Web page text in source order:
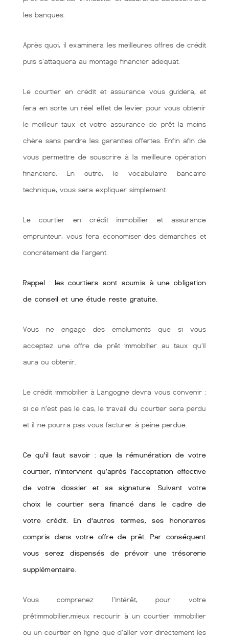
les banques.
Après quoi, il examinera les meilleures offres de crédit
puis s'attaquera au montage financier adéquat.
Le courtier en crédit et assurance vous guidera, et
fera en sorte un réel effet de levier pour vous obtenir
le meilleur taux et votre assurance de prêt la moins
chère sans perdre les garanties offertes. Enfin afin de
vous permettre de souscrire à la meilleure opération
financière. En outre, le vocabulaire bancaire
technique, vous sera expliquer simplement.
Le courtier en crédit immobilier et assurance
emprunteur, vous fera économiser des démarches et
concrétement de l’argent.
Rappel : les courtiers sont soumis à une obligation
de conseil et une étude reste gratuite.
Vous ne engagé des émoluments que si vous
acceptez une offre de prêt immobilier au taux qu'il
aura ou obtenir.
Le crédit immobilier à Langogne devra vous convenir :
si ce n’est pas le cas, le travail du courtier sera perdu
et il ne pourra pas vous facturer à peine perdue.
Ce qu'il faut savoir : que la rémunération de votre
courtier, n’intervient qu’après l’acceptation effective
de votre dossier et sa signature. Suivant votre
choix le courtier sera financé dans le cadre de
votre crédit. En d'autres termes, ses honoraires
compris dans votre offre de prêt. Par conséquent
vous serez dispensés de prévoir une trésorerie
supplémentaire.
Vous comprenez l'intérêt, pour votre
prêtimmobilier,mieux recourir à un courtier immobilier
ou un courtier en ligne que d'aller voir directement les